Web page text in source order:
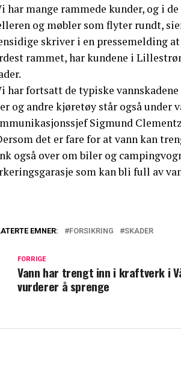
har mange rammede kunder, og i
og møbler som flyter rundt,
skriver i en pressemelding
rammet, har kundene i
har fortsatt de typiske
og andre kjøretøy står også under
Sigmund
det er fare for at vann kan
også over om biler og
som kan bli full av
EMNER: FORSIKRING SKADER
FORRIGE
Vann har trengt inn i kraftverk i
vurderer å sprenge